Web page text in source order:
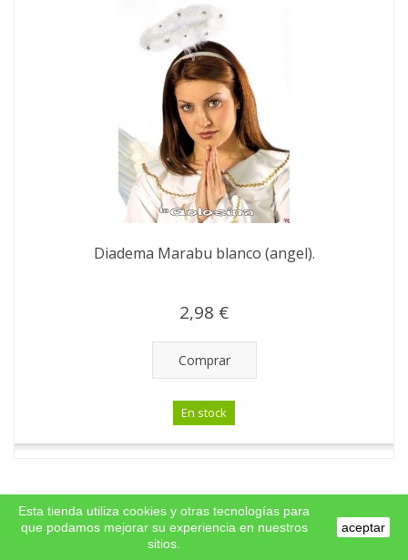
Diadema Marabu blanco (angel).
2,98 €
Comprar
En stock
Esta tienda utiliza cookies y otras tecnologías para
que podamos mejorar su experiencia en nuestros
sitios.
aceptar